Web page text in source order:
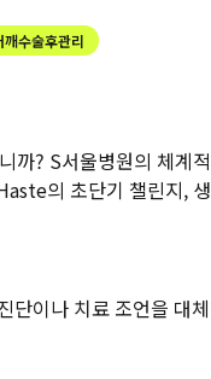
깨수술후관리
까? S서울병원의 체계
의 초단기 챌린지,
이나 치료 조언을